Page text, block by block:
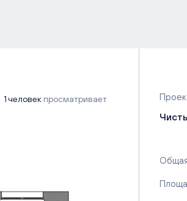
1 человек просматривает